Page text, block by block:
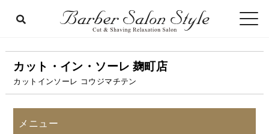
カット・イン・ソーレ 麹町店
カットインソーレ コウジマチテン
メニュー